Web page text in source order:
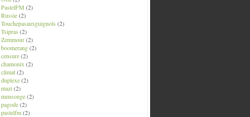
PastelFM (2)
Russie(2)
Touchepasauxguignols (2)
Tsipras (2)
Zemmour(2)
boomerang(2)
censure(2)
chamonix (2)
climat(2)
duplexe(2)
mazi(2)
mensonge(2)
pagode(2)
pastelfm(2)